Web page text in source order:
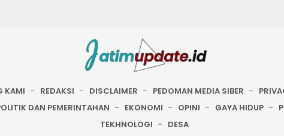
KAMI REDAKSI DISCLAIMER PEDOMAN MEDIA SIBER
DAN PEMERINTAHAN EKONOMI OPINI GAYA HIDUP
TEKHNOLOGI
DESA